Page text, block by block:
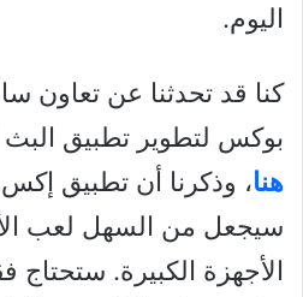
اليوم.
كنا قد تحدثنا عن تعاون
بوكس لتطوير تطبيق البث
هنا، وذكرنا أن تطبيق
سيجعل من السهل لعب
الأجهزة الكبيرة.